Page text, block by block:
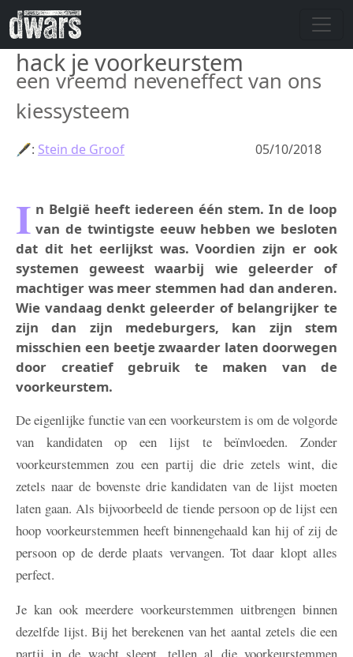
Overslaan en naar de inhoud gaan
hack je voorkeurstem
een vreemd neveneffect van ons
kiessysteem
05/10/2018
🖋: Stein de Groof
I n België heeft iedereen één stem. In de loop
van de twintigste eeuw hebben we besloten
dat dit het eerlijkst was. Voordien zijn er ook
systemen geweest waarbij wie geleerder of
machtiger was meer stemmen had dan anderen.
Wie vandaag denkt geleerder of belangrijker te
zijn dan zijn medeburgers, kan zijn stem
misschien een beetje zwaarder laten doorwegen
door creatief gebruik te maken van de
voorkeurstem.
De eigenlijke functie van een voorkeurstem is om de volgorde
van kandidaten op een lijst te beïnvloeden. Zonder
voorkeurstemmen zou een partij die drie zetels wint, die
zetels naar de bovenste drie kandidaten van de lijst moeten
laten gaan. Als bijvoorbeeld de tiende persoon op de lijst een
hoop voorkeurstemmen heeft binnengehaald kan hij of zij de
persoon op de derde plaats vervangen. Tot daar klopt alles
perfect.
Je kan ook meerdere voorkeurstemmen uitbrengen binnen
dezelfde lijst. Bij het berekenen van het aantal zetels die een